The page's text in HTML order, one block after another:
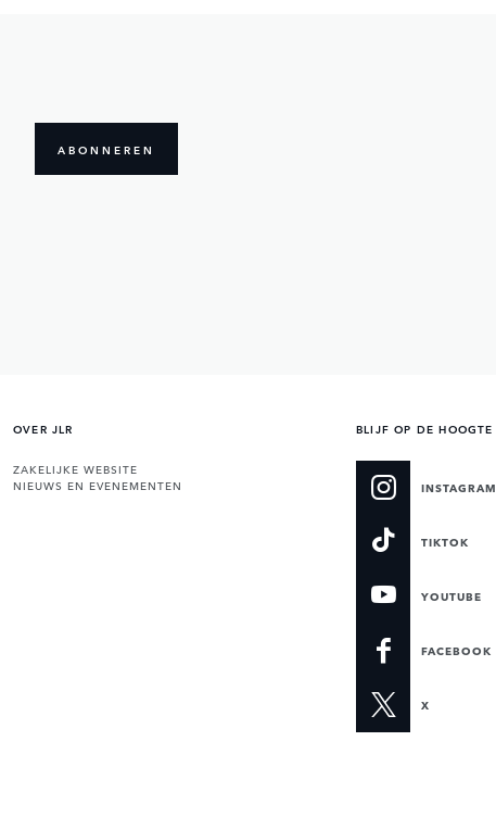
ABONNEREN
OVER JLR
ZAKELIJKE WEBSITE
NIEUWS EN EVENEMENTEN
BLIJF OP DE HOOGTE
INSTAGRAM
TIKTOK
YOUTUBE
FACEBOOK
X